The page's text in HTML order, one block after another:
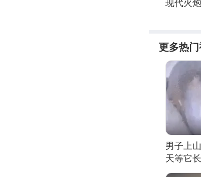
现代火
更多热
男子上
天等它